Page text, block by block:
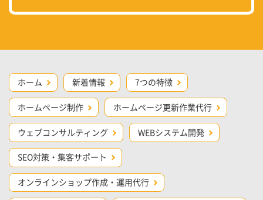
ホーム 新着情報 7つの特徴
ホームページ制作 ホームページ更新作業代行
ウェブコンサルティング WEBシステム開発
SEO対策・集客サポート
オンラインショップ作成・運用代行